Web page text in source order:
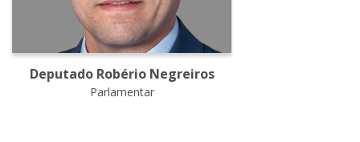
Deputado Robério Negreiros
Parlamentar